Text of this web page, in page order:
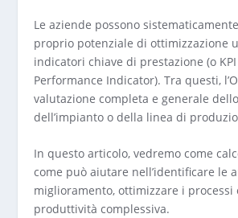
Le aziende possono
proprio potenziale di ottimizzazione
indicatori chiave di prestazione (o KPI
Performance Indicator). Tra questi,
valutazione completa e generale
dell’impianto o della linea di
In questo articolo, vedremo come
come può aiutare nell’identificare le
miglioramento, ottimizzare i processi
produttività complessiva.